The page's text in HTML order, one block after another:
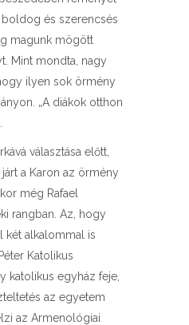
és szerencsés
magunk mögött
Mint mondta, nagy
ilyen sok örmény
„A diákok otthon
választása előtt,
a Karon az örmény
még Rafael
rangban. Az, hogy
két alkalommal is
Katolikus
katolikus egyház feje,
az egyetem
az Armenológiai